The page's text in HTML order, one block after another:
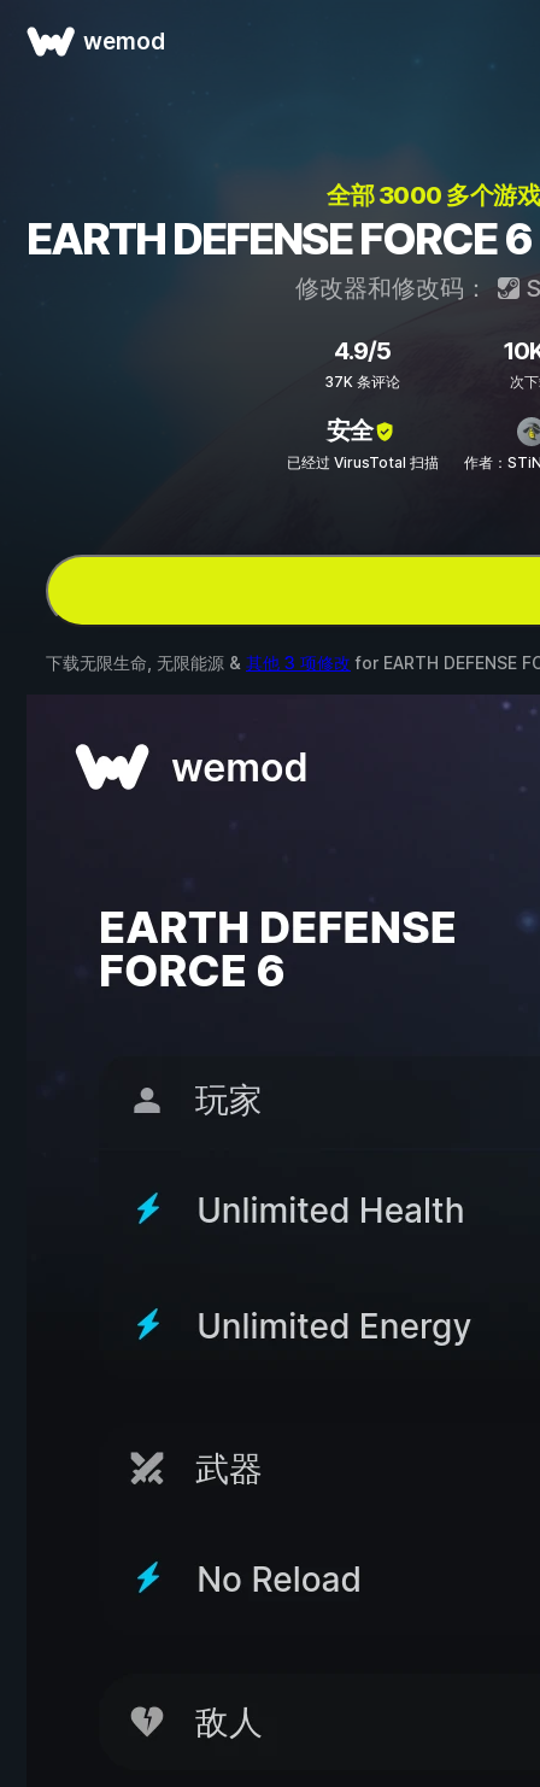
wemod
全部 3000 多个游
EARTH DEFENSE FORCE
修改器和修改码：
4.9/5
37K 条评论 次
安全
已经过 VirusTotal 扫描 作者：
下载无限生命, 无限能源 & 其他 3 项修改 for EARTH DEFENSE